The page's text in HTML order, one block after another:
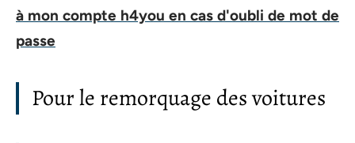
à mon compte h4you en cas d'oubli de mot de
passe
Pour le remorquage des voitures